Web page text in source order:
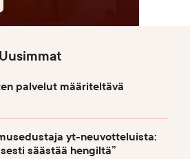
Uusimmat
palvelut määriteltävä
yt-neuvotteluista:
säästää hengiltä”